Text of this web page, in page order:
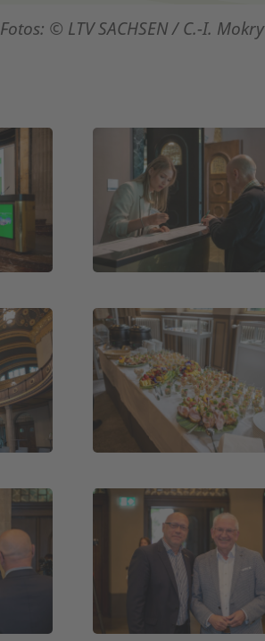
Fotos: © LTV SACHSEN / C.-I. Mokry